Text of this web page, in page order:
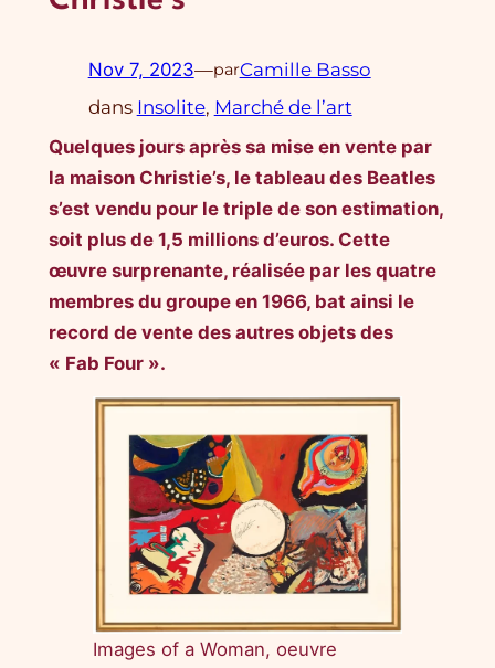
Nov 7, 2023—parCamille Basso
dans Insolite, Marché de l’art
Quelques jours après sa mise en vente par
la maison Christie’s, le tableau des Beatles
s’est vendu pour le triple de son estimation,
soit plus de 1,5 millions d’euros. Cette
œuvre surprenante, réalisée par les quatre
membres du groupe en 1966, bat ainsi le
record de vente des autres objets des
« Fab Four ».
Images of a Woman, oeuvre